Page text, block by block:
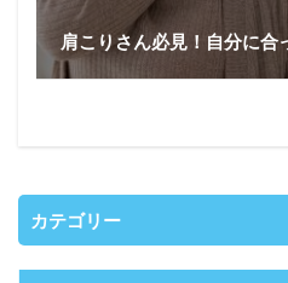
肩こりさん必見！自分に合
カテゴリー